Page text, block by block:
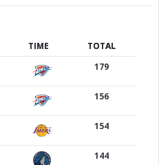
TIME
TOTAL
179
156
154
144